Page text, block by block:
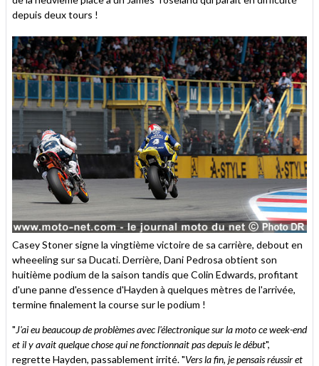
depuis deux tours !
Casey Stoner signe la vingtième victoire de sa carrière, debout en
wheeeling sur sa Ducati. Derrière, Dani Pedrosa obtient son
huitième podium de la saison tandis que Colin Edwards, profitant
d'une panne d'essence d'Hayden à quelques mètres de l'arrivée,
termine finalement la course sur le podium !
"J'ai eu beaucoup de problèmes avec l'électronique sur la moto ce week-end
et il y avait quelque chose qui ne fonctionnait pas depuis le début",
regrette Hayden, passablement irrité. "Vers la fin, je pensais réussir et